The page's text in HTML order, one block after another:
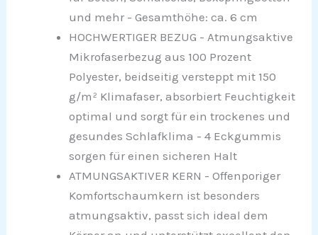
und mehr - Gesamthöhe: ca. 6 cm
HOCHWERTIGER BEZUG - Atmungsaktive
Mikrofaserbezug aus 100 Prozent
Polyester, beidseitig versteppt mit 150
g/m² Klimafaser, absorbiert Feuchtigkeit
optimal und sorgt für ein trockenes und
gesundes Schlafklima - 4 Eckgummis
sorgen für einen sicheren Halt
ATMUNGSAKTIVER KERN - Offenporiger
Komfortschaumkern ist besonders
atmungsaktiv, passt sich ideal dem